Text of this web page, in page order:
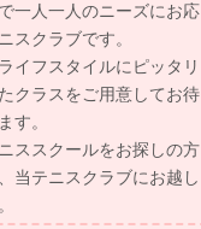
一人一人のニーズにお応
スクラブです。
イフスタイルにピッタリ
クラスをご用意してお待
す。
ススクールをお探しの方
当テニスクラブにお越し